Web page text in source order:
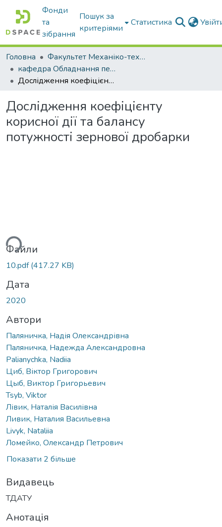
Фонди
та
зібрання
Пошук за
критеріями
Статистика
Головна
Факультет Механіко-технологічний
кафедра Обладнання переробних і харчових виробництв ім. професора Ф.Ю. Ялпачика
Дослідження коефіцієнту корисної дії та балансу потужності зернової дробарки
Дослідження коефіцієнту
корисної дії та балансу
потужності зернової дробарки
Файли
10.pdf(417.27 KB)
Дата
2020
Автори
Паляничка, Надія Олександрівна
Паляничка, Надежда Александровна
Palianychka, Nadiia
Циб, Віктор Григорович
Цыб, Виктор Григорьевич
Tsyb, Viktor
Лівик, Наталія Василівна
Ливик, Наталия Васильевна
Livyk, Nataliia
Ломейко, Олександр Петрович
Показати 2 більше
Видавець
ТДАТУ
Анотація